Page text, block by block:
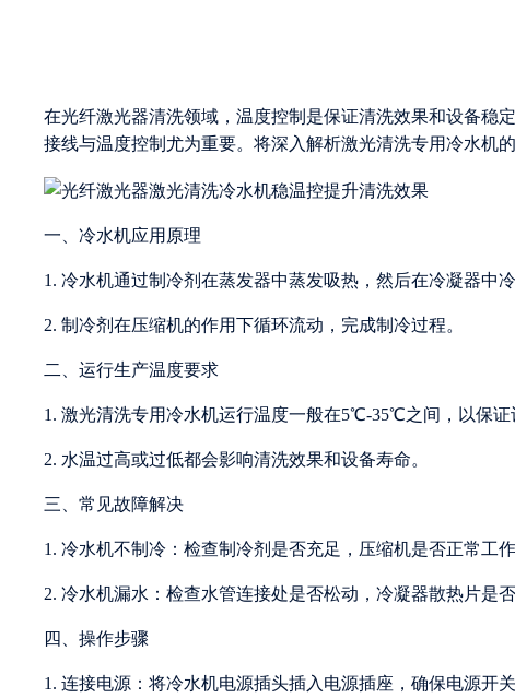
在光纤激光器清洗领域，温度控制是保证清洗效果和设备稳
接线与温度控制尤为重要。将深入解析激光清洗专用冷水机
一、冷水机应用原理
1. 冷水机通过制冷剂在蒸发器中蒸发吸热，然后在冷凝器中
2. 制冷剂在压缩机的作用下循环流动，完成制冷过程。
二、运行生产温度要求
1. 激光清洗专用冷水机运行温度一般在5℃-35℃之间，以保证
2. 水温过高或过低都会影响清洗效果和设备寿命。
三、常见故障解决
1. 冷水机不制冷：检查制冷剂是否充足，压缩机是否正常工
2. 冷水机漏水：检查水管连接处是否松动，冷凝器散热片是否
四、操作步骤
1. 连接电源：将冷水机电源插头插入电源插座，确保电源开关